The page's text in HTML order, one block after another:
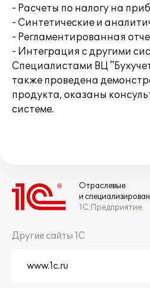
- Расчеты по налогу на
- Синтетические и
- Регламентированная
- Интеграция с другими
Специалистами ВЦ
также проведена
продукта, оказаны
системе.
Отраслевые
и
1С:Предприятие
Другие сайты 1С